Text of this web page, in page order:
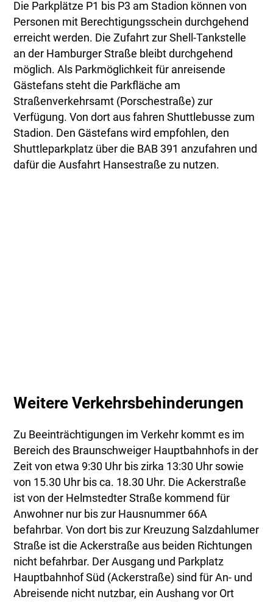
Die Parkplätze P1 bis P3 am Stadion können von
Personen mit Berechtigungsschein durchgehend
erreicht werden. Die Zufahrt zur Shell-Tankstelle
an der Hamburger Straße bleibt durchgehend
möglich. Als Parkmöglichkeit für anreisende
Gästefans steht die Parkfläche am
Straßenverkehrsamt (Porschestraße) zur
Verfügung. Von dort aus fahren Shuttlebusse zum
Stadion. Den Gästefans wird empfohlen, den
Shuttleparkplatz über die BAB 391 anzufahren und
dafür die Ausfahrt Hansestraße zu nutzen.
Weitere Verkehrsbehinderungen
Zu Beeinträchtigungen im Verkehr kommt es im
Bereich des Braunschweiger Hauptbahnhofs in der
Zeit von etwa 9:30 Uhr bis zirka 13:30 Uhr sowie
von 15.30 Uhr bis ca. 18.30 Uhr. Die Ackerstraße
ist von der Helmstedter Straße kommend für
Anwohner nur bis zur Hausnummer 66A
befahrbar. Von dort bis zur Kreuzung Salzdahlumer
Straße ist die Ackerstraße aus beiden Richtungen
nicht befahrbar. Der Ausgang und Parkplatz
Hauptbahnhof Süd (Ackerstraße) sind für An- und
Abreisende nicht nutzbar, ein Aushang vor Ort